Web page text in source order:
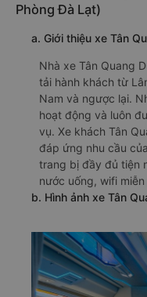
Phòng Đà Lạt)
a. Giới thiệu xe Tân
Nhà xe Tân Quang
tải hành khách từ
Nam và ngược lại.
hoạt động và luôn
vụ. Xe khách Tân
đáp ứng nhu cầu
trang bị đầy đủ tiện
nước uống, wifi miễn
b. Hình ảnh xe Tân